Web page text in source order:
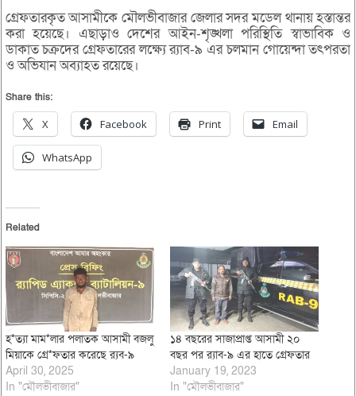
গ্রেফতারকৃত আসামীকে মৌলভীবাজার জেলার সদর মডেল থানায় হস্তান্তর
করা হয়েছে। এছাড়াও দেশের আইন-শৃঙ্খলা পরিস্থিতি স্বাভাবিক ও
ডাকাত চক্রদের গ্রেফতারের লক্ষ্যে র‌্যাব-৯ এর চলমান গোয়েন্দা তৎপরতা
ও অভিযান অব্যাহত রয়েছে।
Share this:
X Facebook Print Email
WhatsApp
Related
হ*ত্যা মাম*লার পলাতক আসামী বজলু
মিয়াকে গ্রে*ফতার করেছে র‌্যব-৯
April 30, 2025
In "মৌলভীবাজার"
১৪ বছরের সাজাপ্রাপ্ত আসামী ২০
বছর পর র‌্যাব-৯ এর হাতে গ্রেফতার
January 19, 2023
In "মৌলভীবাজার"